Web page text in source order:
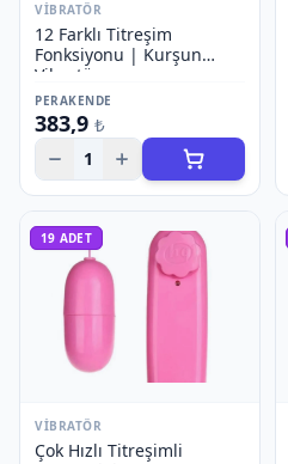
VIBRATÖR
12 Farklı Titreşim
Fonksiyonu | Kurşun
Vibratör
PERAKENDE
383,9 ₺
1
19 ADET
VIBRATÖR
Çok Hızlı Titreşimli